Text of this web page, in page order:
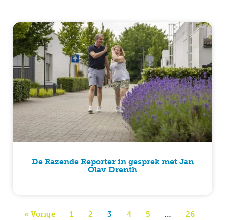
De Razende Reporter in gesprek met Jan
Olav Drenth
« Vorige 1 2 3 4 5 …
26